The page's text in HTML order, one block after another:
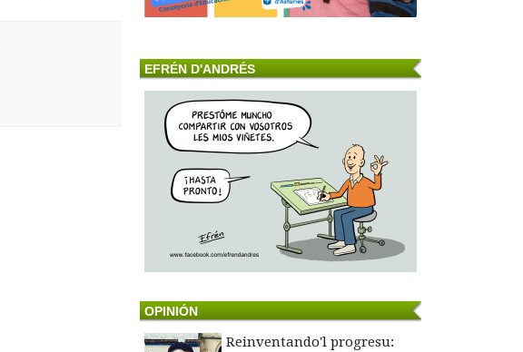
EFRÉN D'ANDRÉS
OPINIÓN
Reinventando'l progresu: